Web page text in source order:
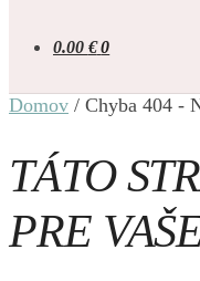
0.00 € 0
Domov / Chyba 404 -
TÁTO
PRE